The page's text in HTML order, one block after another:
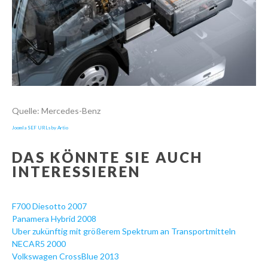
Quelle: Mercedes-Benz
Joomla SEF URLs by Artio
DAS KÖNNTE SIE AUCH
INTERESSIEREN
F700 Diesotto 2007
Panamera Hybrid 2008
Uber zukünftig mit größerem Spektrum an Transportmitteln
NECAR5 2000
Volkswagen CrossBlue 2013